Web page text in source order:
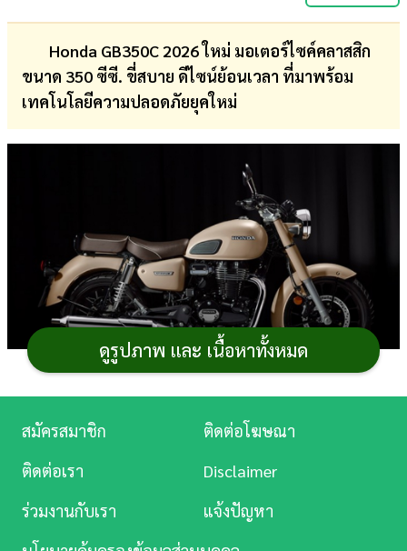
Honda GB350C 2026 ใหม่ มอเตอร์ไซค์คลาสสิก
ขนาด 350 ซีซี. ขี่สบาย ดีไซน์ย้อนเวลา ที่มาพร้อม
เทคโนโลยีความปลอดภัยยุคใหม่
Honda GB350C 2026
(ฮอนด้า จีบี 350 ซี 2026) เปิด
ตัวในไทยอย่างเป็นทางการด้วยราคาสุดว้าว ซึ่ง Honda
GB350C เป็น
อีกหนึ่งรุ่นของ Honda ที่กระแส
มอเตอร์ไซค์คลาสสิกเต็มตัว เน้นความสุนทรีย์ในการขับขี่
มากกว่าความแรง สามารถบ่งบอกไลฟ์สไตล์ได้ชัดเจน
ดูรูปภาพ และ เนื้อหาทั้งหมด
ตรวจ
หวย
ผล
บอล
สด
ศึกษา
บันเทิง
ดู
Music
สมัครสมาชิก
ติดต่อโฆษณา
ติดต่อเรา
Disclaimer
ร่วมงานกับเรา
แจ้งปัญหา